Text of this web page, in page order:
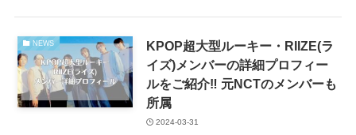
NEWS
KPOP超大型ルーキー・RIIZE(ラ
イズ)メンバーの詳細プロフィー
ルをご紹介‼︎ 元NCTのメンバーも
所属
2024-03-31